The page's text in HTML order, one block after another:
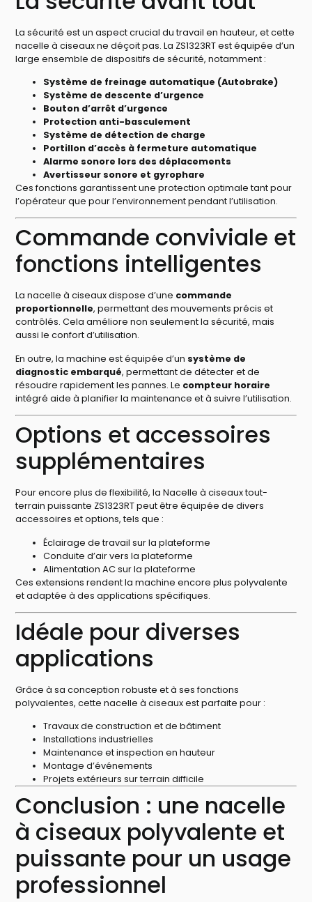
La sécurité est un aspect crucial du travail en hauteur, et cette
nacelle à ciseaux ne déçoit pas. La ZS1323RT est équipée d’un
large ensemble de dispositifs de sécurité, notamment :
Système de freinage automatique (Autobrake)
Système de descente d’urgence
Bouton d’arrêt d’urgence
Protection anti-basculement
Système de détection de charge
Portillon d’accès à fermeture automatique
Alarme sonore lors des déplacements
Avertisseur sonore et gyrophare
Ces fonctions garantissent une protection optimale tant pour
l’opérateur que pour l’environnement pendant l’utilisation.
Commande conviviale et
fonctions intelligentes
La nacelle à ciseaux dispose d’une commande
proportionnelle, permettant des mouvements précis et
contrôlés. Cela améliore non seulement la sécurité, mais
aussi le confort d’utilisation.
En outre, la machine est équipée d’un système de
diagnostic embarqué, permettant de détecter et de
résoudre rapidement les pannes. Le compteur horaire
intégré aide à planifier la maintenance et à suivre l’utilisation.
Options et accessoires
supplémentaires
Pour encore plus de flexibilité, la Nacelle à ciseaux tout-
terrain puissante ZS1323RT peut être équipée de divers
accessoires et options, tels que :
Éclairage de travail sur la plateforme
Conduite d’air vers la plateforme
Alimentation AC sur la plateforme
Ces extensions rendent la machine encore plus polyvalente
et adaptée à des applications spécifiques.
Idéale pour diverses
applications
Grâce à sa conception robuste et à ses fonctions
polyvalentes, cette nacelle à ciseaux est parfaite pour :
Travaux de construction et de bâtiment
Installations industrielles
Maintenance et inspection en hauteur
Montage d’événements
Projets extérieurs sur terrain difficile
Conclusion : une nacelle
à ciseaux polyvalente et
puissante pour un usage
professionnel